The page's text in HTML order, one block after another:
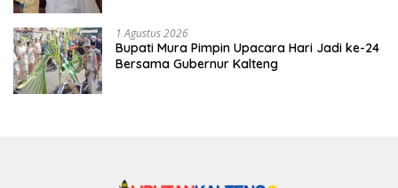
1 Agustus 2026
Bupati Mura Pimpin Upacara Hari Jadi ke-24
Bersama Gubernur Kalteng